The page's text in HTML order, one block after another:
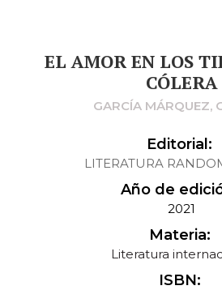
EL AMOR EN LOS
CÓLERA
GARCÍA MÁRQUEZ,
Editorial:
LITERATURA
Año de
2021
Materia:
Literatura
ISBN: